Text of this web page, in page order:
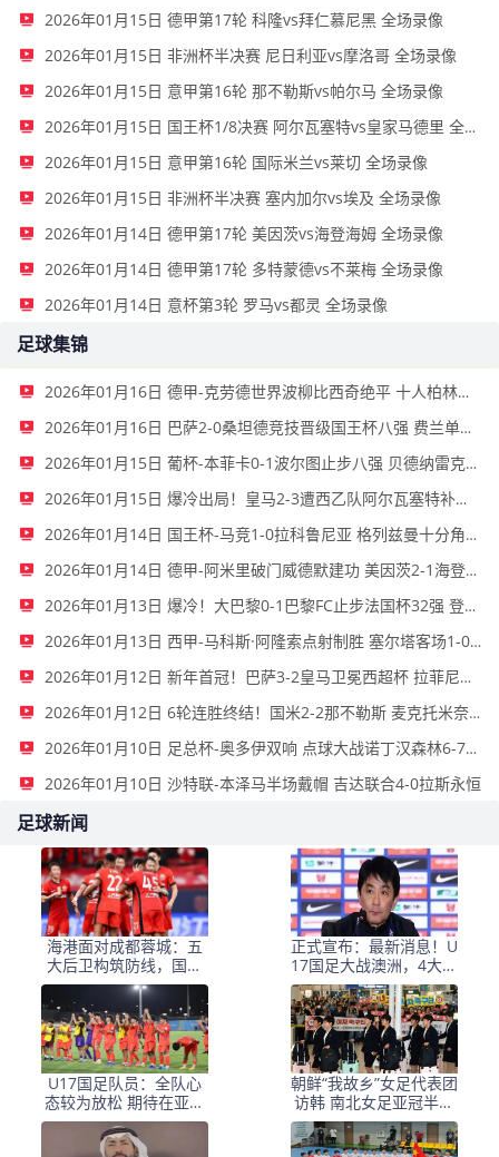
2026年01月15日 德甲第17轮 科隆vs拜仁慕尼黑 全场录像
2026年01月15日 非洲杯半决赛 尼日利亚vs摩洛哥 全场录像
2026年01月15日 意甲第16轮 那不勒斯vs帕尔马 全场录像
2026年01月15日 国王杯1/8决赛 阿尔瓦塞特vs皇家马德里 全场录像
2026年01月15日 意甲第16轮 国际米兰vs莱切 全场录像
2026年01月15日 非洲杯半决赛 塞内加尔vs埃及 全场录像
2026年01月14日 德甲第17轮 美因茨vs海登海姆 全场录像
2026年01月14日 德甲第17轮 多特蒙德vs不莱梅 全场录像
2026年01月14日 意杯第3轮 罗马vs都灵 全场录像
足球集锦
2026年01月16日 德甲-克劳德世界波柳比西奇绝平 十人柏林联合1-1奥格斯堡
2026年01月16日 巴萨2-0桑坦德竞技晋级国王杯八强 费兰单刀球破门亚马尔建功
2026年01月15日 葡杯-本菲卡0-1波尔图止步八强 贝德纳雷克制胜帕夫利季斯失良机
2026年01月15日 爆冷出局！皇马2-3遭西乙队阿尔瓦塞特补时绝杀 无缘国王杯8强
2026年01月14日 国王杯-马竞1-0拉科鲁尼亚 格列兹曼十分角任意球破门+远射中横梁
2026年01月14日 德甲-阿米里破门威德默建功 美因茨2-1海登海姆
2026年01月13日 爆冷！大巴黎0-1巴黎FC止步法国杯32强 登贝莱失单刀埃梅里中框
2026年01月13日 西甲-马科斯·阿隆索点射制胜 塞尔塔客场1-0塞维利亚
2026年01月12日 新年首冠！巴萨3-2皇马卫冕西超杯 拉菲尼亚双响维尼修斯一条龙
2026年01月12日 6轮连胜终结！国米2-2那不勒斯 麦克托米奈双响恰20点射孔蒂染红
2026年01月10日 足总杯-奥多伊双响 点球大战诺丁汉森林6-7雷克瑟姆
2026年01月10日 沙特联-本泽马半场戴帽 吉达联合4-0拉斯永恒
足球新闻
海港面对成都蓉城：五
大后卫构筑防线，国足
新人领衔，莱昂纳多冲
锋在前
正式宣布：最新消息！U
17国足大战澳洲，4大主
力热情高涨，有望缔造
奇迹
U17国足队员：全队心
态较为放松 期待在亚洲
杯更进一步
朝鲜“我故乡”女足代表团
访韩 南北女足亚冠半决
赛上演对决